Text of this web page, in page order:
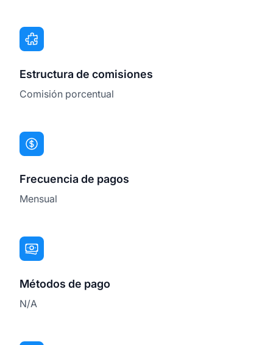
Estructura de comisiones
Comisión porcentual
Frecuencia de pagos
Mensual
Métodos de pago
N/A